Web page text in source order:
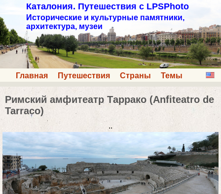
Каталония. Путешествия с LPSPhoto
Исторические и культурные памятники,
архитектура, музеи
Главная Путешествия Страны Темы
Римский амфитеатр Таррако (Anfiteatro de
Tarraco)
..